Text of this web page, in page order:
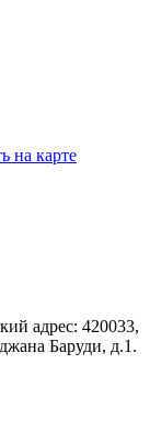
на карте
адрес: 420033,
Баруди, д.1.